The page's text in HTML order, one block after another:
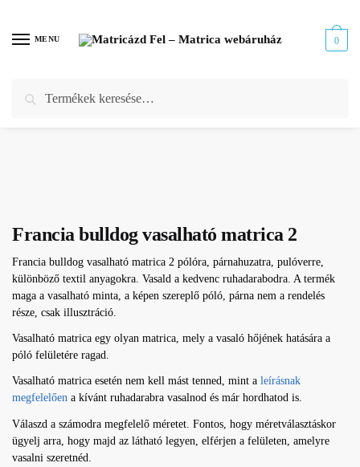
navigation
content
MENU 0
Kezdőlap / Webáruház / Vasalható matrica
Francia bulldog vasalható matrica 2
Francia bulldog vasalható matrica 2 pólóra, párnahuzatra, pulóverre,
különböző textil anyagokra. Vasald a kedvenc ruhadarabodra. A termék
maga a vasalható minta, a képen szereplő póló, párna nem a rendelés
része, csak illusztráció.
Vasalható matrica egy olyan matrica, mely a vasaló hőjének hatására a
póló felületére ragad.
Vasalható matrica esetén nem kell mást tenned, mint a leírásnak
megfelelően a kívánt ruhadarabra vasalnod és már hordhatod is.
Válaszd a számodra megfelelő méretet. Fontos, hogy méretválasztáskor
ügyelj arra, hogy majd az látható legyen, elférjen a felületen, amelyre
vasalni szeretnéd.